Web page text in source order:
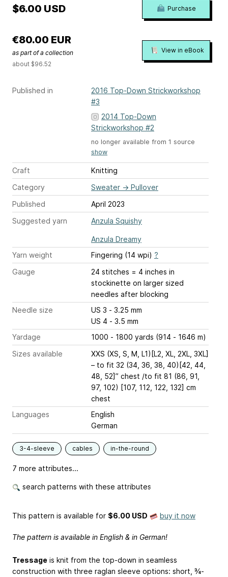
Published in
2016 Top-Down Strickworkshop
#3
2014 Top-Down
Strickworkshop #2
no longer available from 1 source
show
Craft
Knitting
Category
Sweater → Pullover
Published
April 2023
Suggested yarn
Anzula Squishy
Anzula Dreamy
Yarn weight
Fingering (14 wpi) ?
Gauge
24 stitches = 4 inches in
stockinette on larger sized
needles after blocking
Needle size
US 3 - 3.25 mm
US 4 - 3.5 mm
Yardage
1000 - 1800 yards (914 - 1646 m)
Sizes available
XXS (XS, S, M, L1)[L2, XL, 2XL, 3XL]
– to fit 32 (34, 36, 38, 40)[42, 44,
48, 52]” chest /to fit 81 (86, 91,
97, 102) [107, 112, 122, 132] cm
chest
Languages
English
German
3-4-sleeve cables in-the-round
7 more attributes...
search patterns with these attributes
$6.00 USD Purchase
€80.00 EUR
as part of a collection
about $96.52
View in eBook
This pattern is available for $6.00 USD buy it now
The pattern is available in English & in German!
Tressage is knit from the top-down in seamless
construction with three raglan sleeve options: short, ¾-